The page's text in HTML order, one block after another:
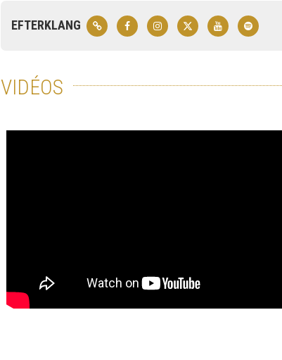
EFTERKLANG
VIDÉOS